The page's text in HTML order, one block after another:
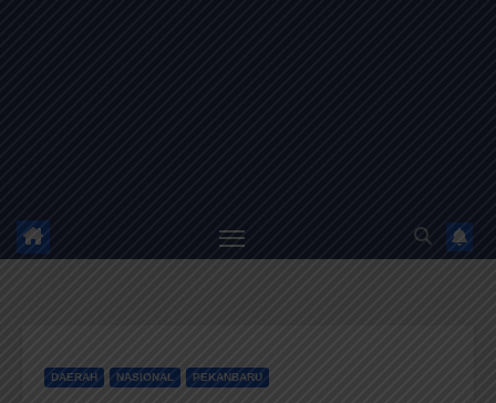
DAERAH NASIONAL PEKANBARU